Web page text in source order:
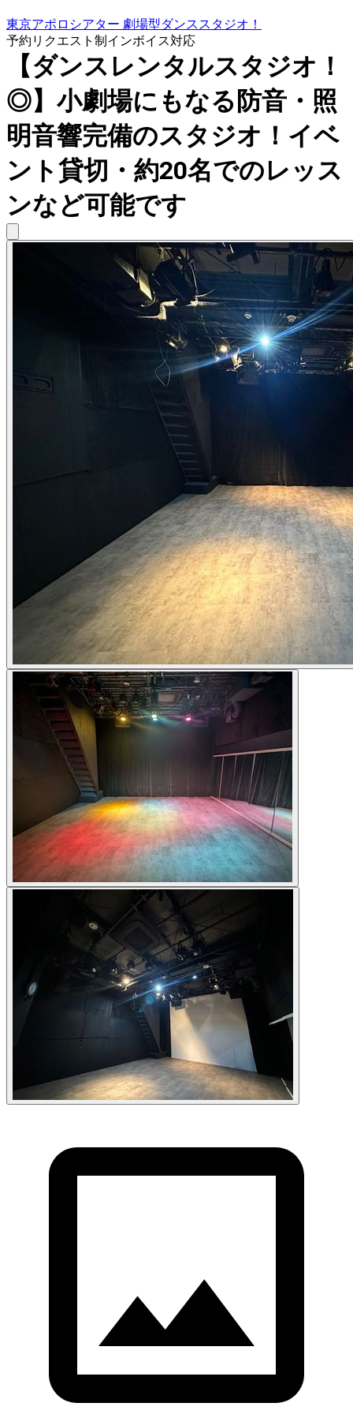
東京アポロシアター 劇場型ダンススタジオ！
予約リクエスト制インボイス対応
【ダンスレンタルスタジオ！
◎】小劇場にもなる防音・照
明音響完備のスタジオ！イベ
ント貸切・約20名でのレッス
ンなど可能です